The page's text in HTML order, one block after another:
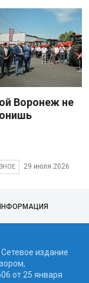
Воронеж не
29 июля 2026
издание
от 25 января